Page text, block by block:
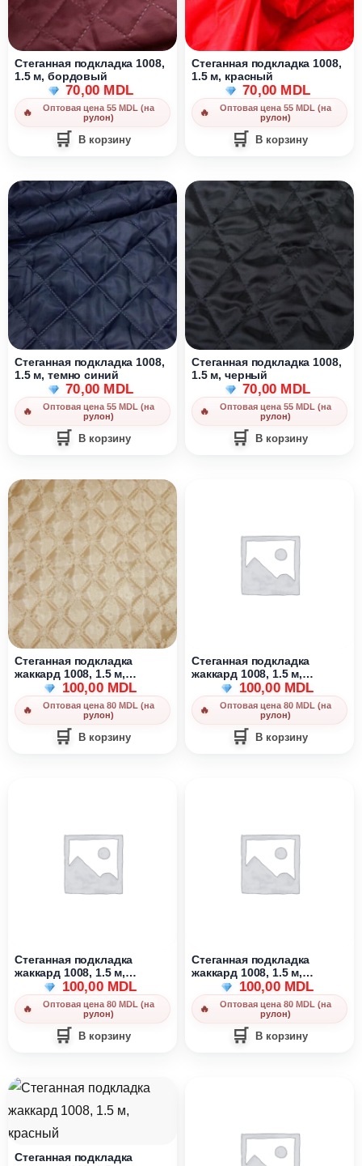
Стеганная подкладка 1008,
1.5 м, бордовый
70,00 MDL
Оптовая цена 55 MDL (на
рулон)
В корзину
Стеганная подкладка 1008,
1.5 м, красный
70,00 MDL
Оптовая цена 55 MDL (на
рулон)
В корзину
Стеганная подкладка 1008,
1.5 м, темно синий
70,00 MDL
Оптовая цена 55 MDL (на
рулон)
В корзину
Стеганная подкладка 1008,
1.5 м, черный
70,00 MDL
Оптовая цена 55 MDL (на
рулон)
В корзину
Стеганная подкладка
жаккард 1008, 1.5 м,
бежевый/пудра
100,00 MDL
Оптовая цена 80 MDL (на
рулон)
В корзину
Стеганная подкладка
жаккард 1008, 1.5 м,
бордовый100,00 MDL
Оптовая цена 80 MDL (на
рулон)
В корзину
Стеганная подкладка
жаккард 1008, 1.5 м,
голубой
100,00 MDL
Оптовая цена 80 MDL (на
рулон)
В корзину
Стеганная подкладка
жаккард 1008, 1.5 м,
коричневый100,00 MDL
Оптовая цена 80 MDL (на
рулон)
В корзину
Стеганная подкладка